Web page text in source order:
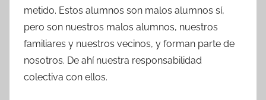
metido. Estos alumnos son malos alumnos sí,
pero son nuestros malos alumnos, nuestros
familiares y nuestros vecinos, y forman parte de
nosotros. De ahí nuestra responsabilidad
colectiva con ellos.